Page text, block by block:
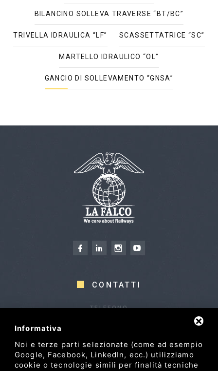
BILANCINO SOLLEVA TRAVERSE “BT/BC”
TRIVELLA IDRAULICA “LF” SCASSETTATRICE “SC”
MARTELLO IDRAULICO “OL”
GANCIO DI SOLLEVAMENTO “GNSA”
CONTATTI
TELEFONO
INDIRIZZO
Via Pasubio, 28, 42022
Boretto RE
Informativa
Noi e terze parti selezionate (come ad esempio
Google, Facebook, LinkedIn, ecc.) utilizziamo
cookie o tecnologie simili per finalità tecniche